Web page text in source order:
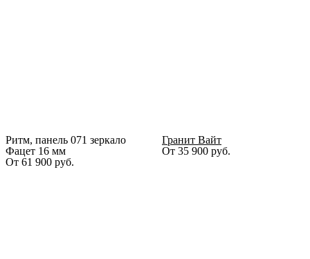
Ритм, панель 071 зеркало
Фацет 16 мм
От 61 900 руб.
Гранит Вайт
От 35 900 руб.